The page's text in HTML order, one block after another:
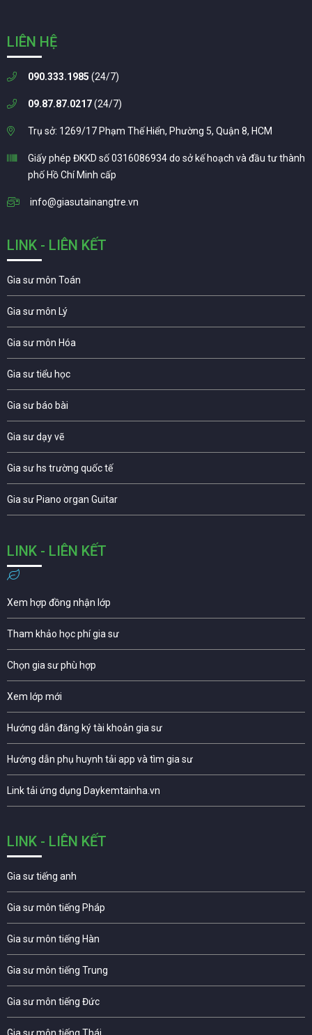
LIÊN HỆ
090.333.1985 (24/7)
09.87.87.0217(24/7)
Trụ sở: 1269/17 Phạm Thế Hiển, Phường 5, Quận 8, HCM
Giấy phép ĐKKD số 0316086934 do sở kế hoạch và đầu tư thành
phố Hồ Chí Minh cấp
info@giasutainangtre.vn
LINK - LIÊN KẾT
Gia sư môn Toán
Gia sư môn Lý
Gia sư môn Hóa
Gia sư tiểu học
Gia sư báo bài
Gia sư dạy vẽ
Gia sư hs trường quốc tế
Gia sư Piano organ Guitar
LINK - LIÊN KẾT
Xem hợp đồng nhận lớp
Tham khảo học phí gia sư
Chọn gia sư phù hợp
Xem lớp mới
Hướng dẫn đăng ký tài khoản gia sư
Hướng dẫn phụ huynh tải app và tìm gia sư
Link tải ứng dụng Daykemtainha.vn
LINK - LIÊN KẾT
Gia sư tiếng anh
Gia sư môn tiếng Pháp
Gia sư môn tiếng Hàn
Gia sư môn tiếng Trung
Gia sư môn tiếng Đức
Gia sư môn tiếng Thái